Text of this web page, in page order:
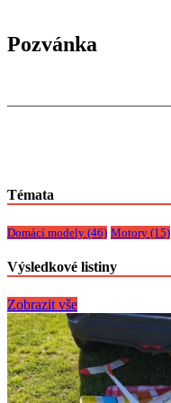
Pozvánka
Témata
Domácí modely (46) Motory (15)
Výsledkové listiny
Zobrazit vše